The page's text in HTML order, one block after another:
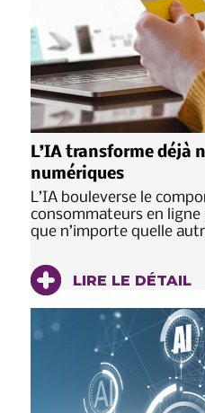
L’IA transforme déjà
numériques
L’IA bouleverse le
consommateurs en
que n’importe quelle
LIRE LE DÉTAIL